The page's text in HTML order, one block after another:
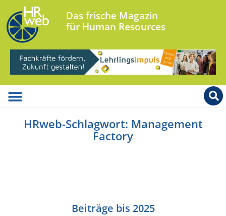
Das frische Magazin
für Human Resources
HRweb-Schlagwort: Management
Factory
Beiträge bis 2025